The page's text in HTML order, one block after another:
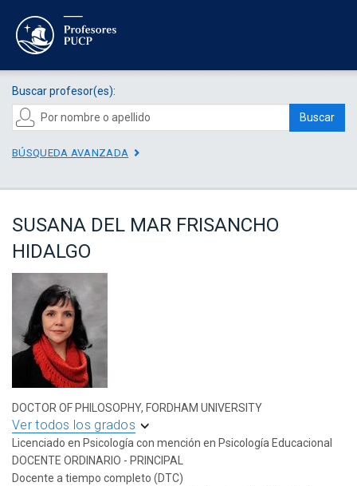
Buscar profesor(es):
Buscar
BÚSQUEDA AVANZADA
SUSANA DEL MAR FRISANCHO
HIDALGO
DOCTOR OF PHILOSOPHY, FORDHAM UNIVERSITY
Ver todos los grados
Licenciado en Psicología con mención en Psicología Educacional
DOCENTE ORDINARIO - PRINCIPAL
Docente a tiempo completo (DTC)